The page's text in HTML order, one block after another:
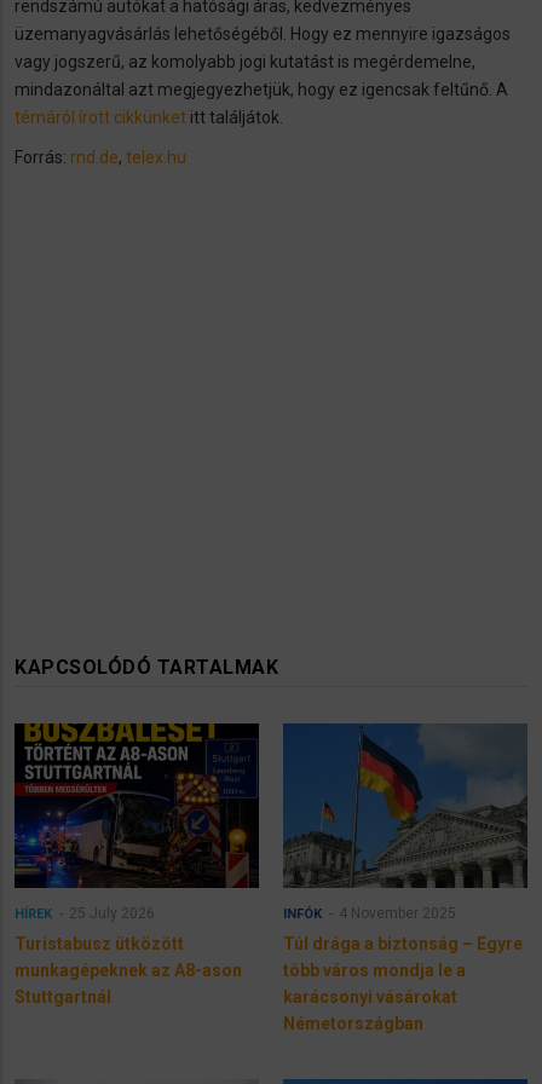
rendszámú autókat a hatósági áras, kedvezményes
üzemanyagvásárlás lehetőségéből. Hogy ez mennyire igazságos
vagy jogszerű, az komolyabb jogi kutatást is megérdemelne,
mindazonáltal azt megjegyezhetjük, hogy ez igencsak feltűnő. A
témáról írott cikkünket itt találjátok.
Forrás: rnd.de, telex.hu
KAPCSOLÓDÓ TARTALMAK
HÍREK 25 July 2026
Turistabusz ütközött
munkagépeknek az A8-ason
Stuttgartnál
INFÓK 4 November 2025
Túl drága a biztonság – Egyre
több város mondja le a
karácsonyi vásárokat
Németországban